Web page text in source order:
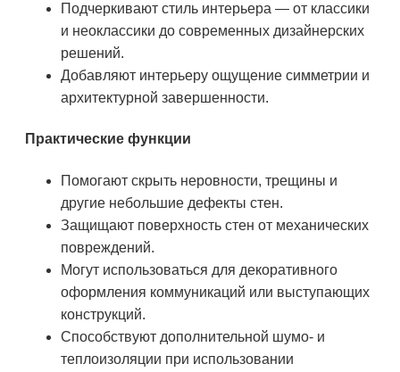
Подчеркивают стиль интерьера — от классики
и неоклассики до современных дизайнерских
решений.
Добавляют интерьеру ощущение симметрии и
архитектурной завершенности.
Практические функции
Помогают скрыть неровности, трещины и
другие небольшие дефекты стен.
Защищают поверхность стен от механических
повреждений.
Могут использоваться для декоративного
оформления коммуникаций или выступающих
конструкций.
Способствуют дополнительной шумо- и
теплоизоляции при использовании